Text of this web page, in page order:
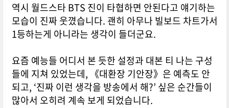
역시 월드스타 BTS 진이 타협하면 안된다고 얘기하는
모습이 진짜 웃꼈습니다.괜히 아무나 빌보드 차트가서
1등하는게 아니라는 생각이 들더군요.
요즘 예능들 어디서 본 듯한 설정과 대본 티 나는 구성
들에 지쳐 있었는데, 《대환장 기안장》은 예측도 안
되고, ‘진짜 이런 생각을 방송에서 해?’ 싶은 순간들이
많아서 오히려 계속 보게 되었습니다.